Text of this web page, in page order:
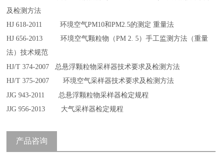
及检测方法
HJ 618-2011环境空气PM10和PM2.5的测定 重量法
HJ 656-2013环境空气颗粒物（PM 2. 5）手工监测方法（重量
法）技术规范
HJ/T 374-2007
总悬浮颗粒物采样器技术要求及检测方法
HJ/T 375-2007环境空气采样器技术要求及检测方法
JJG 943-2011
总悬浮颗粒物采样器检定规程
JJG 956-2013 大气采样器检定规程
产品咨询